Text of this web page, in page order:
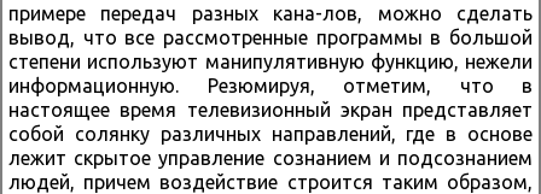
примере передач разных кана-лов, можно сделать
вывод, что все рассмотренные программы в большой
степени используют манипулятивную функцию, нежели
информационную. Резюмируя, отметим, что в
настоящее время телевизионный экран представляет
собой солянку различных направлений, где в основе
лежит скрытое управление сознанием и подсознанием
людей, причем воздействие строится таким образом,